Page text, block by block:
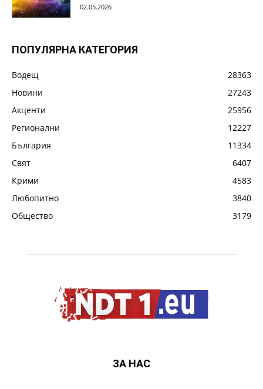
02.05.2026
ПОПУЛЯРНА КАТЕГОРИЯ
Водещ
28363
Новини
27243
Акценти
25956
Регионални
12227
България
11334
Свят
6407
Крими
4583
Любопитно
3840
Общество
3179
ЗА НАС